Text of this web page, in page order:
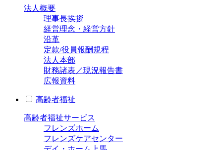
法人概要
理事長挨拶
経営理念・経営方針
沿革
定款/役員報酬規程
法人本部
財務諸表／現況報告書
広報資料
高齢者福祉
高齢者福祉サービス
フレンズホーム
フレンズケアセンター